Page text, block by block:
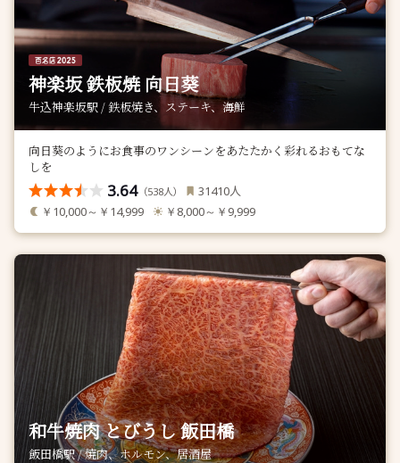
神楽坂 鉄板焼 向日葵
牛込神楽坂駅 / 鉄板焼き、ステーキ、海鮮
向日葵のようにお食事のワンシーンをあたたかく彩れるおもてな
しを
3.64（538人） 31410人
￥10,000～￥14,999 ￥8,000～￥9,999
和牛焼肉 とびうし 飯田橋
飯田橋駅 / 焼肉、ホルモン、居酒屋